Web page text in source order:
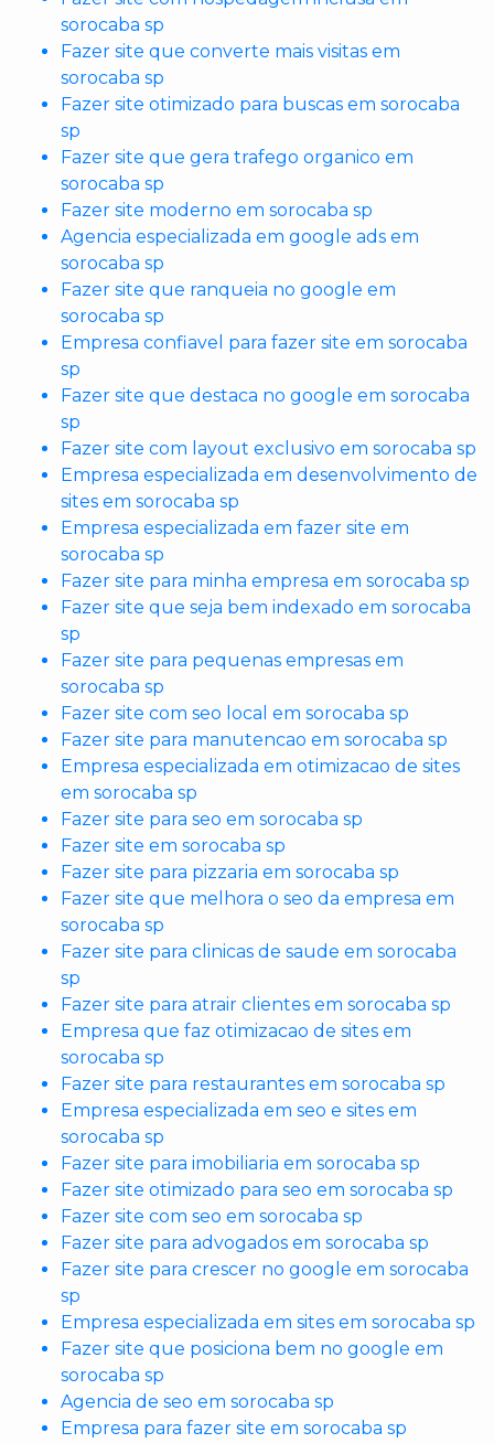
sorocaba sp
Fazer site que converte mais visitas em
sorocaba sp
Fazer site otimizado para buscas em sorocaba
sp
Fazer site que gera trafego organico em
sorocaba sp
Fazer site moderno em sorocaba sp
Agencia especializada em google ads em
sorocaba sp
Fazer site que ranqueia no google em
sorocaba sp
Empresa confiavel para fazer site em sorocaba
sp
Fazer site que destaca no google em sorocaba
sp
Fazer site com layout exclusivo em sorocaba sp
Empresa especializada em desenvolvimento de
sites em sorocaba sp
Empresa especializada em fazer site em
sorocaba sp
Fazer site para minha empresa em sorocaba sp
Fazer site que seja bem indexado em sorocaba
sp
Fazer site para pequenas empresas em
sorocaba sp
Fazer site com seo local em sorocaba sp
Fazer site para manutencao em sorocaba sp
Empresa especializada em otimizacao de sites
em sorocaba sp
Fazer site para seo em sorocaba sp
Fazer site em sorocaba sp
Fazer site para pizzaria em sorocaba sp
Fazer site que melhora o seo da empresa em
sorocaba sp
Fazer site para clinicas de saude em sorocaba
sp
Fazer site para atrair clientes em sorocaba sp
Empresa que faz otimizacao de sites em
sorocaba sp
Fazer site para restaurantes em sorocaba sp
Empresa especializada em seo e sites em
sorocaba sp
Fazer site para imobiliaria em sorocaba sp
Fazer site otimizado para seo em sorocaba sp
Fazer site com seo em sorocaba sp
Fazer site para advogados em sorocaba sp
Fazer site para crescer no google em sorocaba
sp
Empresa especializada em sites em sorocaba sp
Fazer site que posiciona bem no google em
sorocaba sp
Agencia de seo em sorocaba sp
Empresa para fazer site em sorocaba sp